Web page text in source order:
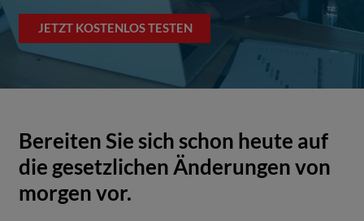
JETZT KOSTENLOS TESTEN
Bereiten Sie sich schon heute auf
die gesetzlichen Änderungen von
morgen vor.